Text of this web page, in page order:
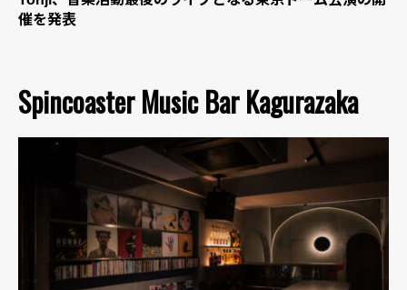
催を発表
Spincoaster Music Bar Kagurazaka